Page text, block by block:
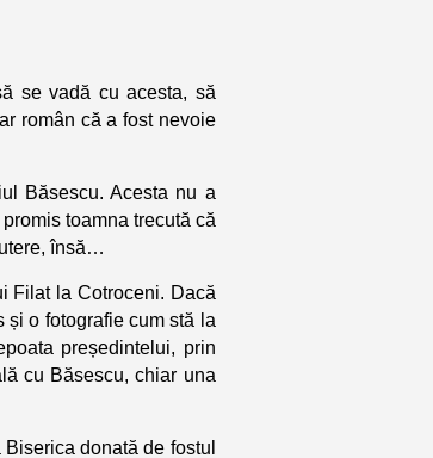
se vadă cu acesta, să
român că a fost nevoie
Băsescu. Acesta nu a
toamna trecută că
însă…
Filat la Cotroceni. Dacă
și o fotografie cum stă la
președintelui, prin
cu Băsescu, chiar una
donată de fostul